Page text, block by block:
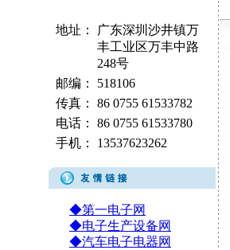
地址：
广东深圳沙井镇万
丰工业区万丰中路
248号
邮编：
518106
传真：
86 0755 61533782
电话：
86 0755 61533780
手机：
13537623262
◆第一电子网
◆电子生产设备网
◆汽车电子电器网